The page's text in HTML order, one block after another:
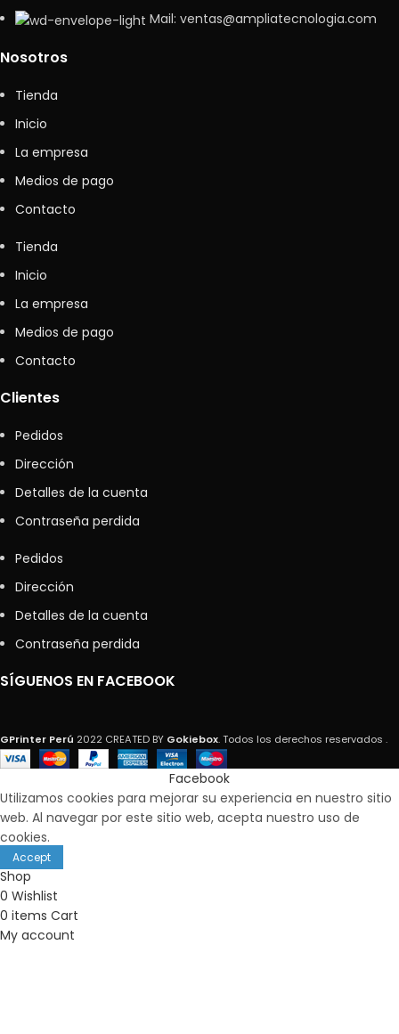
Mail: ventas@ampliatecnologia.com
Nosotros
Tienda
Inicio
La empresa
Medios de pago
Contacto
Tienda
Inicio
La empresa
Medios de pago
Contacto
Clientes
Pedidos
Dirección
Detalles de la cuenta
Contraseña perdida
Pedidos
Dirección
Detalles de la cuenta
Contraseña perdida
SÍGUENOS EN FACEBOOK
GPrinter Perú 2022 CREATED BY Gokiebox. Todos los derechos reservados .
Facebook
Utilizamos cookies para mejorar su experiencia en nuestro sitio
web. Al navegar por este sitio web, acepta nuestro uso de
cookies.
Accept
Shop
0 Wishlist
0 items Cart
My account